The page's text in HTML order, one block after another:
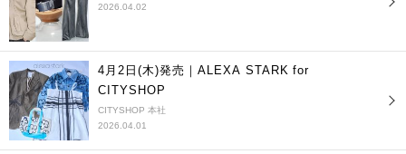
2026.04.02
4月2日(木)発売｜ALEXA STARK for
CITYSHOP
CITYSHOP 本社
2026.04.01